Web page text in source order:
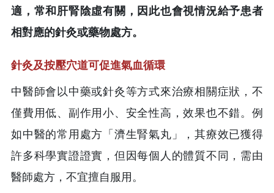
適，常和肝腎陰虛有關，因此也會視情況給予患者
相對應的針灸或藥物處方。
針灸及按壓穴道可促進氣血循環
中醫師會以中藥或針灸等方式來治療相關症狀，不
僅費用低、副作用小、安全性高，效果也不錯。例
如中醫的常用處方「濟生腎氣丸」，其療效已獲得
許多科學實證證實，但因每個人的體質不同，需由
醫師處方，不宜擅自服用。